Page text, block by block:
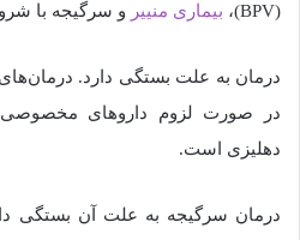
(BPV)،
بیماری منییر و سرگیجه با
درمان به علت بستگی دارد.
در صورت لزوم داروهای مخصوصی
دهلیزی است.
درمان سرگیجه به علت آن بستگی